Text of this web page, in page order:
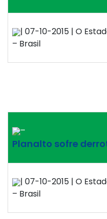
| 07-10-2015 | O
– Brasil
–
Planalto sofre
| 07-10-2015 | O
– Brasil